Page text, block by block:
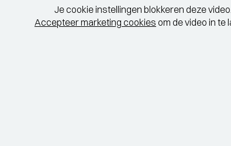
Je cookie instellingen blokkeren deze video.
Accepteer marketing cookies om de video in te